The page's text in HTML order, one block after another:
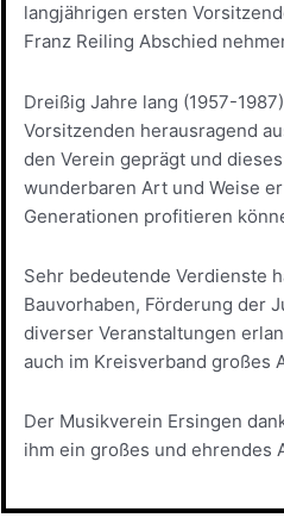
langjährigen ersten
Franz Reiling Abschied
Dreißig Jahre lang (1957-
Vorsitzenden herausragend
den Verein geprägt und
wunderbaren Art und Weise
Generationen profitieren
Sehr bedeutende Verdienste
Bauvorhaben, Förderung der
diverser Veranstaltungen
auch im Kreisverband großes
Der Musikverein Ersingen
ihm ein großes und ehrendes